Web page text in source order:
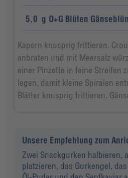
5,0 g O+G Blüten
Kapern knusprig frittieren.
anbraten und mit Meersalz
einer Pinzette in feine Streifen
legen, damit kleine Spiralen
Blätter knusprig frittieren.
Unsere Empfehlung zum
Zwei Snackgurken halbieren,
platzieren, das Gurkengel,